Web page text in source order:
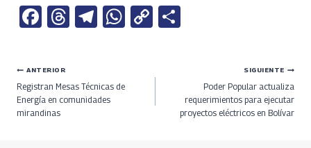
Fa
b
o
o
T
a
ds
Te
a
m
W
C
Li
n
Navegación
de
ANTERIOR
Registran Mesas Técnicas de
Energía en comunidades
mirandinas
SIGUIENTE
Poder Popular actualiza
requerimientos para ejecutar
proyectos eléctricos en Bolívar